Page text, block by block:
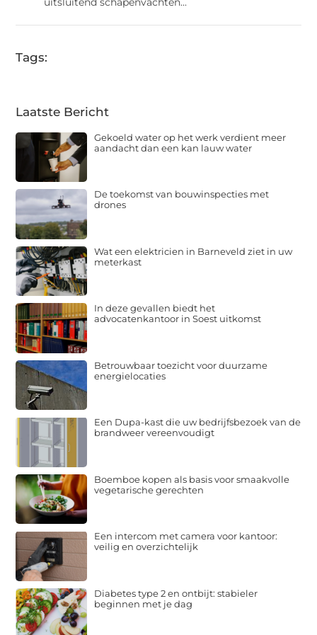
Tags:
Laatste Bericht
Gekoeld water op het werk verdient meer
aandacht dan een kan lauw water
De toekomst van bouwinspecties met
drones
Wat een elektricien in Barneveld ziet in uw
meterkast
In deze gevallen biedt het
advocatenkantoor in Soest uitkomst
Betrouwbaar toezicht voor duurzame
energielocaties
Een Dupa-kast die uw bedrijfsbezoek van de
brandweer vereenvoudigt
Boemboe kopen als basis voor smaakvolle
vegetarische gerechten
Een intercom met camera voor kantoor:
veilig en overzichtelijk
Diabetes type 2 en ontbijt: stabieler
beginnen met je dag